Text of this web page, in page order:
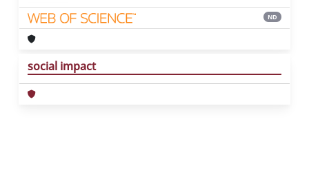
ND
social impact